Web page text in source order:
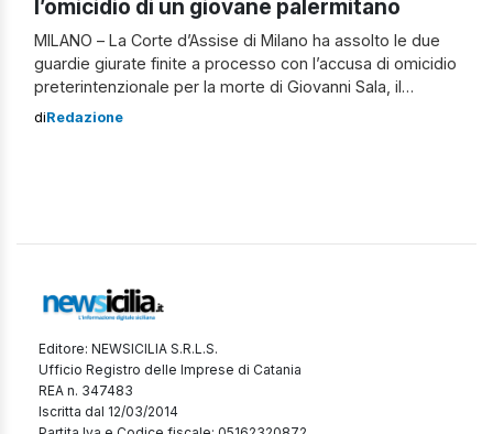
l’omicidio di un giovane palermitano
MILANO – La Corte d’Assise di Milano ha assolto le due
guardie giurate finite a processo con l’accusa di omicidio
preterintenzionale per la morte di Giovanni Sala, il
giovane palermitano di 24 anni deceduto nella notte tra il
diRedazione
Editore: NEWSICILIA S.R.L.S.
Ufficio Registro delle Imprese di Catania
REA n. 347483
Iscritta dal 12/03/2014